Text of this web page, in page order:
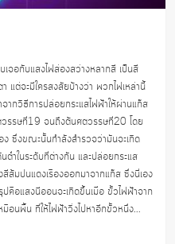
เจอกับแสงไฟส่องสว่างหลากสี เป็นสี
แต่จะมีใครสงสัยบ้างว่า พวกไฟเหล่านี้
จากวิธีการปล่อยกระแสไฟฟ้าให้ผ่านแก๊ส
รรษที่19 จนถึงต้นศตวรรษที่20 โดย
ซึ่งขณะนั้นกำลังสำรวจว่ามันจะเกิด
ต่ำในระดับที่ต่างกัน และปล่อยกระแส
สีส้มปนแดงเรืองออกมาจากแก๊ส ซึ่งนี่เอง
คือแสงนีออนจะเกิดขึ้นเมื่อ ขั้วไฟฟ้าจาก
อนพื้น ที่ให้ไฟฟ้าวิ่งไปหาอีกขั้วหนึ่ง...